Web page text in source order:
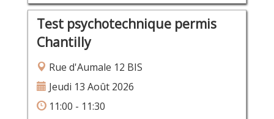
Test psychotechnique permis
Chantilly
Rue d'Aumale 12 BIS
Jeudi 13 Août 2026
11:00 - 11:30